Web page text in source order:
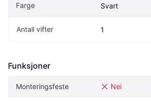
Farge Svart
Antall vifter 1
Funksjoner
Monteringsfeste Nei